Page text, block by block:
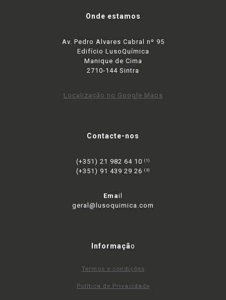
Onde estamos
Av. Pedro Alvares Cabral nº 95
Edifício LusoQuímica
Manique de Cima
2710-144 Sintra
Localização no Google Maps
Contacte-nos
(+351) 21 982 64 10 (1)
(+351) 91 439 29 26 (2)
Email
geral@lusoquimica.com
Informação
Termos e condições
Política de Privacidade